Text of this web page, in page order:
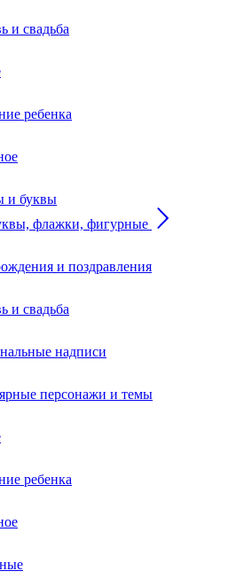
и свадьба
ребенка
и буквы
флажки, фигурные
и поздравления
и свадьба
надписи
персонажи и темы
ребенка